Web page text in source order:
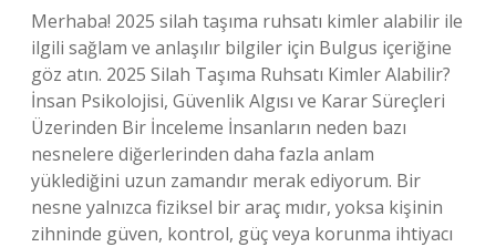
Merhaba! 2025 silah taşıma ruhsatı kimler alabilir ile
ilgili sağlam ve anlaşılır bilgiler için Bulgus içeriğine
göz atın. 2025 Silah Taşıma Ruhsatı Kimler Alabilir?
İnsan Psikolojisi, Güvenlik Algısı ve Karar Süreçleri
Üzerinden Bir İnceleme İnsanların neden bazı
nesnelere diğerlerinden daha fazla anlam
yüklediğini uzun zamandır merak ediyorum. Bir
nesne yalnızca fiziksel bir araç mıdır, yoksa kişinin
zihninde güven, kontrol, güç veya korunma ihtiyacı